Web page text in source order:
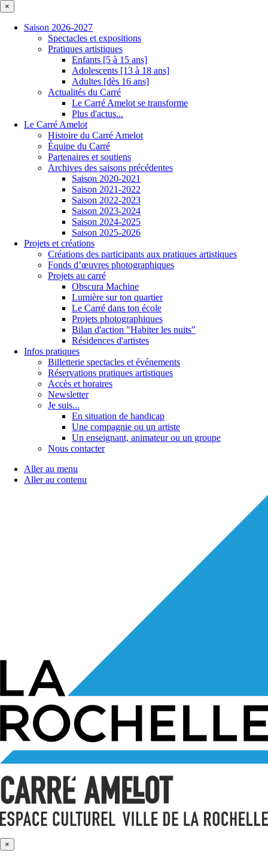
×
Saison 2026-2027
Spectacles et expositions
Pratiques artistiques
Enfants [5 à 15 ans]
Adolescents [13 à 18 ans]
Adultes [dès 16 ans]
Actualités du Carré
Le Carré Amelot se transforme
Plus d'actus...
Le Carré Amelot
Histoire du Carré Amelot
Équipe du Carré
Partenaires et soutiens
Archives des saisons précédentes
Saison 2020-2021
Saison 2021-2022
Saison 2022-2023
Saison 2023-2024
Saison 2024-2025
Saison 2025-2026
Projets et créations
Créations des participants aux pratiques artistiques
Fonds d’œuvres photographiques
Projets au carré
Obscura Machine
Lumière sur ton quartier
Le Carré dans ton école
Projets photographiques
Bilan d'action "Habiter les nuits"
Résidences d'artistes
Infos pratiques
Billetterie spectacles et événements
Réservations pratiques artistiques
Accès et horaires
Newsletter
Je suis...
En situation de handicap
Une compagnie ou un artiste
Un enseignant, animateur ou un groupe
Nous contacter
Aller au menu
Aller au contenu
×